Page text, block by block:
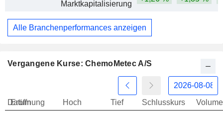
Marktkapitalisierung
Alle Branchenperformances anzeigen
Vergangene Kurse: ChemoMetec A/S
Datum
Eröffnung Hoch Tief Schlusskurs